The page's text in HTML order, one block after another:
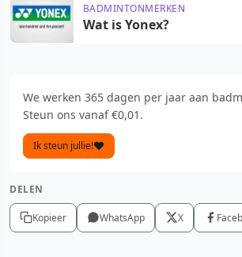
BADMINTONMERKEN
Wat is Yonex?
We werken 365 dagen per jaar aan
Steun ons vanaf €0,01.
Ik steun jullie!
DELEN
Kopieer WhatsApp X